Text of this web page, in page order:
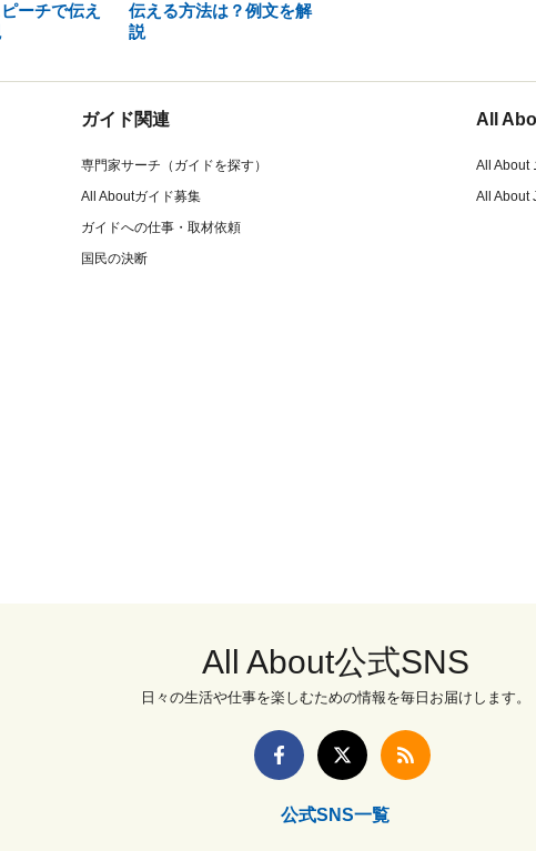
ーチで伝え
伝える方法は？例文を解
説
ガイド関連
専門家サーチ（ガイドを探す）
All Aboutガイド募集
ガイドへの仕事・取材依頼
国民の決断
All
All About
All About
All About公式SNS
日々の生活や仕事を楽しむための情報を毎日お届けします。
公式SNS一覧